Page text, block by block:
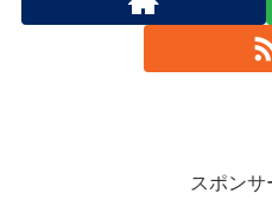
スポンサ